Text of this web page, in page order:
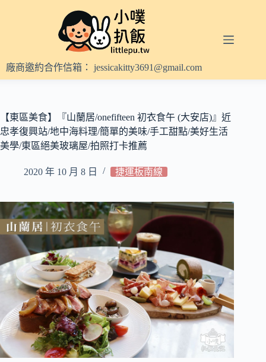
內
容
廠商邀約合作信箱： jessicakitty3691@gmail.com
【東區美食】『山蘭居/onefifteen 初衣食午 (大安店)』近
忠孝復興站/地中海料理/簡單的美味/手工甜點/美好生活
美學/東區絕美玻璃屋/拍照打卡推薦
2020 年 10 月 8 日 捷運板南線